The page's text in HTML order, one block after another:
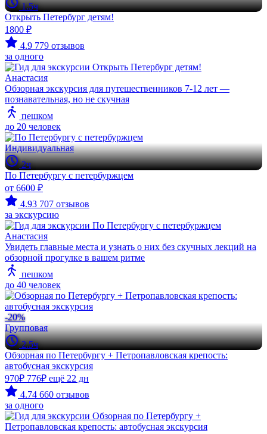
1.5ч
Открыть Петербург детям!
1800 ₽
4.9 779 отзывов
за одного
Анастасия
Обзорная экскурсия для путешественников 7-12 лет —
познавательная, но не скучная
пешком
до 20 человек
Индивидуальная
2ч
По Петербургу с петербуржцем
от 6600 ₽
4.93 707 отзывов
за экскурсию
Анастасия
Увидеть главные места и узнать о них без скучных лекций на
обзорной прогулке в вашем ритме
пешком
до 40 человек
-20%
Групповая
2.5ч
Обзорная по Петербургу + Петропавловская крепость:
автобусная экскурсия
970₽ 776₽ ещё 22 дн
4.74 660 отзывов
за одного